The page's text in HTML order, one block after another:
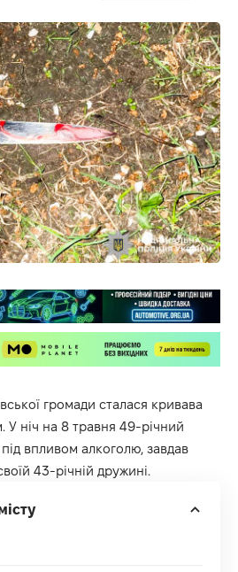
громади сталася кривава
У ніч на 8 травня 49-річний
впливом алкоголю, завдав
43-річній дружині.